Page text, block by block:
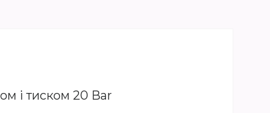
і тиском 20 Bar